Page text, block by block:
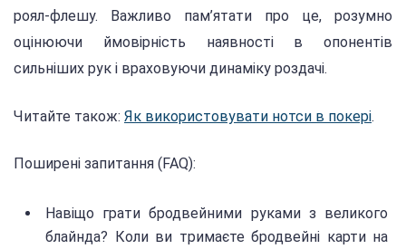
роял-флешу. Важливо пам’ятати про це, розумно
оцінюючи ймовірність наявності в опонентів
сильніших рук і враховуючи динаміку роздачі.
Читайте також: Як використовувати нотси в покері.
Поширені запитання (FAQ):
Навіщо грати бродвейними руками з великого
блайнда? Коли ви тримаєте бродвейні карти на